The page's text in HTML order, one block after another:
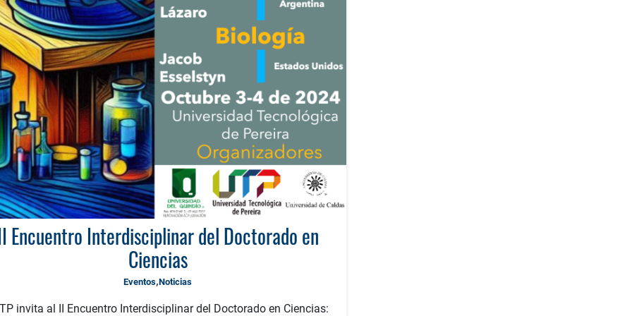
Encuentro Interdisciplinar del Doctorado en
Ciencias
Eventos,Noticias
invita al II Encuentro Interdisciplinar del Doctorado en Ciencias: